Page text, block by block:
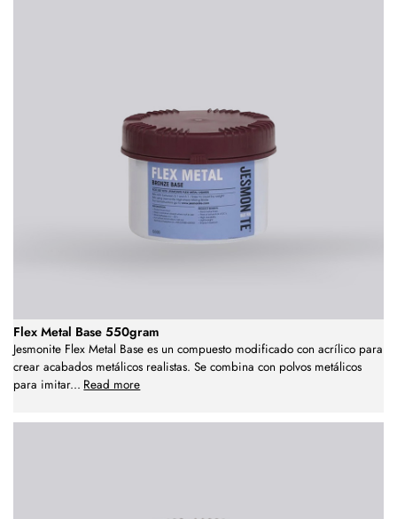
Flex Metal Base 550gram
Jesmonite Flex Metal Base es un compuesto modificado con acrílico para
crear acabados metálicos realistas. Se combina con polvos metálicos
para imitar... Read more